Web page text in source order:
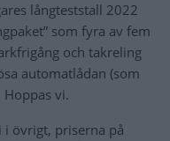
långteststall 2022
som fyra av fem
och takreling
automatlådan (som
vi.
i övrigt, priserna på